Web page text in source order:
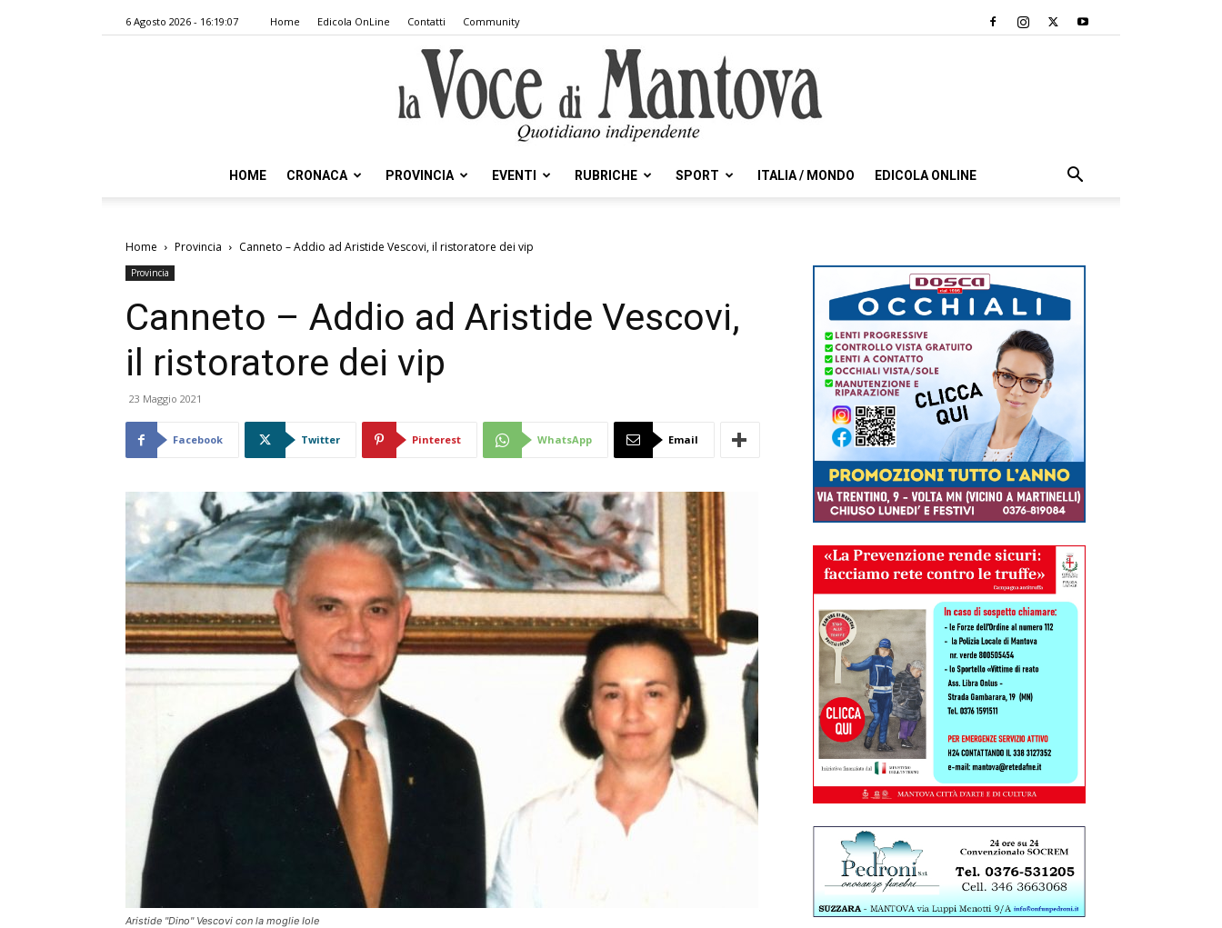
6 Agosto 2026 - 16:19:07 Home Edicola OnLine Contatti Community
Voce
Mantova
HOME CRONACA PROVINCIA EVENTI RUBRICHE SPORT ITALIA / MONDO EDICOLA ONLINE
Home Provincia Canneto – Addio ad Aristide Vescovi, il ristoratore dei vip
Provincia
Canneto – Addio ad Aristide Vescovi,
il ristoratore dei vip
23 Maggio 2021
Facebook Twitter Pinterest WhatsApp Email
Aristide "Dino" Vescovi con la moglie Iole